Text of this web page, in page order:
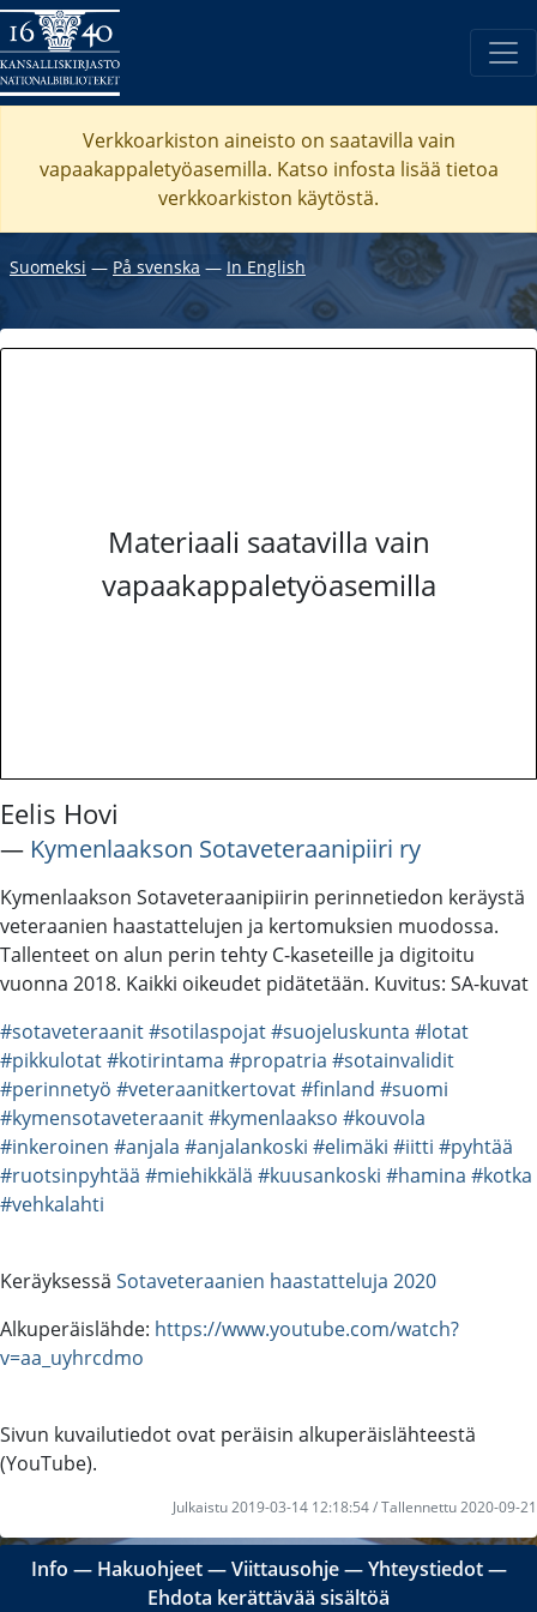
Verkkoarkiston aineisto on saatavilla vain
vapaakappaletyöasemilla. Katso infosta lisää tietoa
verkkoarkiston käytöstä.
Suomeksi ― På svenska ― In English
Materiaali saatavilla vain
vapaakappaletyöasemilla
Eelis Hovi
― Kymenlaakson Sotaveteraanipiiri ry
Kymenlaakson Sotaveteraanipiirin perinnetiedon keräystä
veteraanien haastattelujen ja kertomuksien muodossa.
Tallenteet on alun perin tehty C-kaseteille ja digitoitu
vuonna 2018. Kaikki oikeudet pidätetään. Kuvitus: SA-kuvat
#sotaveteraanit#sotilaspojat#suojeluskunta #lotat
#pikkulotat#kotirintama #propatria #sotainvalidit
#perinnetyö #veteraanitkertovat#finland #suomi
#kymensotaveteraanit#kymenlaakso #kouvola
#inkeroinen #anjala #anjalankoski #elimäki #iitti #pyhtää
#ruotsinpyhtää #miehikkälä #kuusankoski #hamina #kotka
#vehkalahti
Keräyksessä Sotaveteraanien haastatteluja 2020
Alkuperäislähde: https://www.youtube.com/watch?
v=aa_uyhrcdmo
Sivun kuvailutiedot ovat peräisin alkuperäislähteestä
(YouTube).
Julkaistu 2019-03-14 12:18:54 / Tallennettu 2020-09-21
Info ― Hakuohjeet―Viittausohje―Yhteystiedot―
Ehdota kerättävää sisältöä